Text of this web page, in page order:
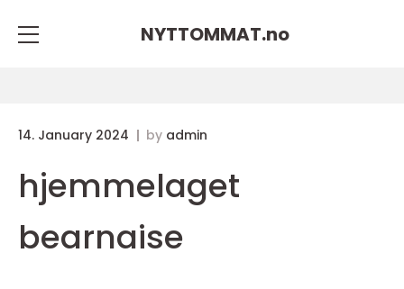
NYTTOMMAT.no
14. January 2024 by admin
hjemmelaget
bearnaise